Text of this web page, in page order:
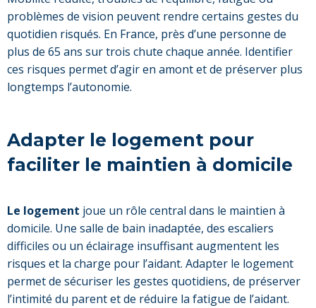
problèmes de vision peuvent rendre certains gestes du
quotidien risqués. En France, près d’une personne de
plus de 65 ans sur trois chute chaque année. Identifier
ces risques permet d’agir en amont et de préserver plus
longtemps l’autonomie.
Adapter le logement pour
faciliter le maintien à domicile
Le logement joue un rôle central dans le maintien à
domicile. Une salle de bain inadaptée, des escaliers
difficiles ou un éclairage insuffisant augmentent les
risques et la charge pour l’aidant. Adapter le logement
permet de sécuriser les gestes quotidiens, de préserver
l’intimité du parent et de réduire la fatigue de l’aidant.